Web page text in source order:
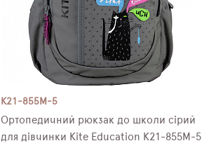
K21-855M-5
Ортопедичний рюкзак до школи сірий
для дівчинки Kite Education K21-855M-5